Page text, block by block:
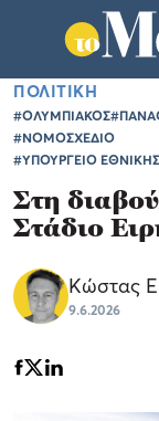
ΠΟΛΙΤΙΚΗ
#ΟΛΥΜΠΙΑΚΟΣ
#ΝΟΜΟΣΧΕΔΙΟ
#ΥΠΟΥΡΓΕΙΟ
Στη
Στάδιο
Κώστας
9.6.2026